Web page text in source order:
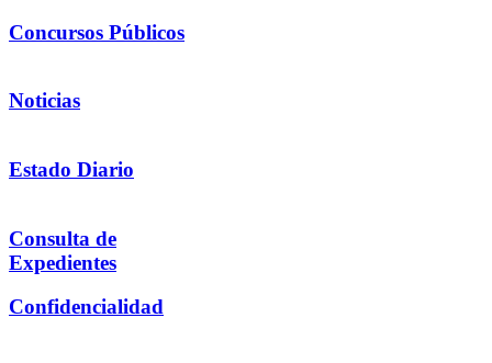
Concursos Públicos
Noticias
Estado Diario
Consulta de
Expedientes
Confidencialidad